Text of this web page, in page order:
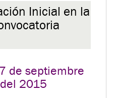
Inicial en la
de septiembre
2015